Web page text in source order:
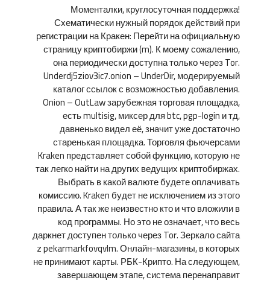
Моменталки, круглосуточная поддержка!
Схематически нужный порядок действий при
регистрации на Кракен: Перейти на официальную
страницу криптобиржи (m). К моему сожалению,
она периодически доступна только через Tor.
Underdj5ziov3ic7.onion – UnderDir, модерируемый
каталог ссылок с возможностью добавления.
Onion – OutLaw зарубежная торговая площадка,
есть multisig, миксер для btc, pgp-login и тд,
давненько видел её, значит уже достаточно
старенькая площадка. Торговля фьючерсами
Kraken представляет собой функцию, которую не
так легко найти на других ведущих криптобиржах.
Выбрать в какой валюте будете оплачивать
комиссию. Kraken будет не исключением из этого
правила. А так же неизвестно кто и что вложили в
код программы. Но это не означает, что весь
даркнет доступен только через Tor. Зеркало сайта
z pekarmarkfovqvlm. Онлайн-магазины, в которых
не принимают карты. РБК-Крипто. На следующем,
завершающем этапе, система перенаправит